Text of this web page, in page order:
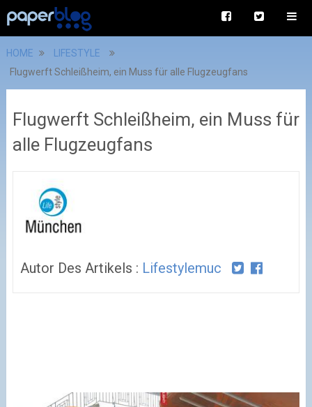
HOME
LIFESTYLE
Flugwerft Schleißheim, ein Muss für alle Flugzeugfans
Flugwerft Schleißheim, ein Muss für
alle Flugzeugfans
Autor Des Artikels : Lifestylemuc